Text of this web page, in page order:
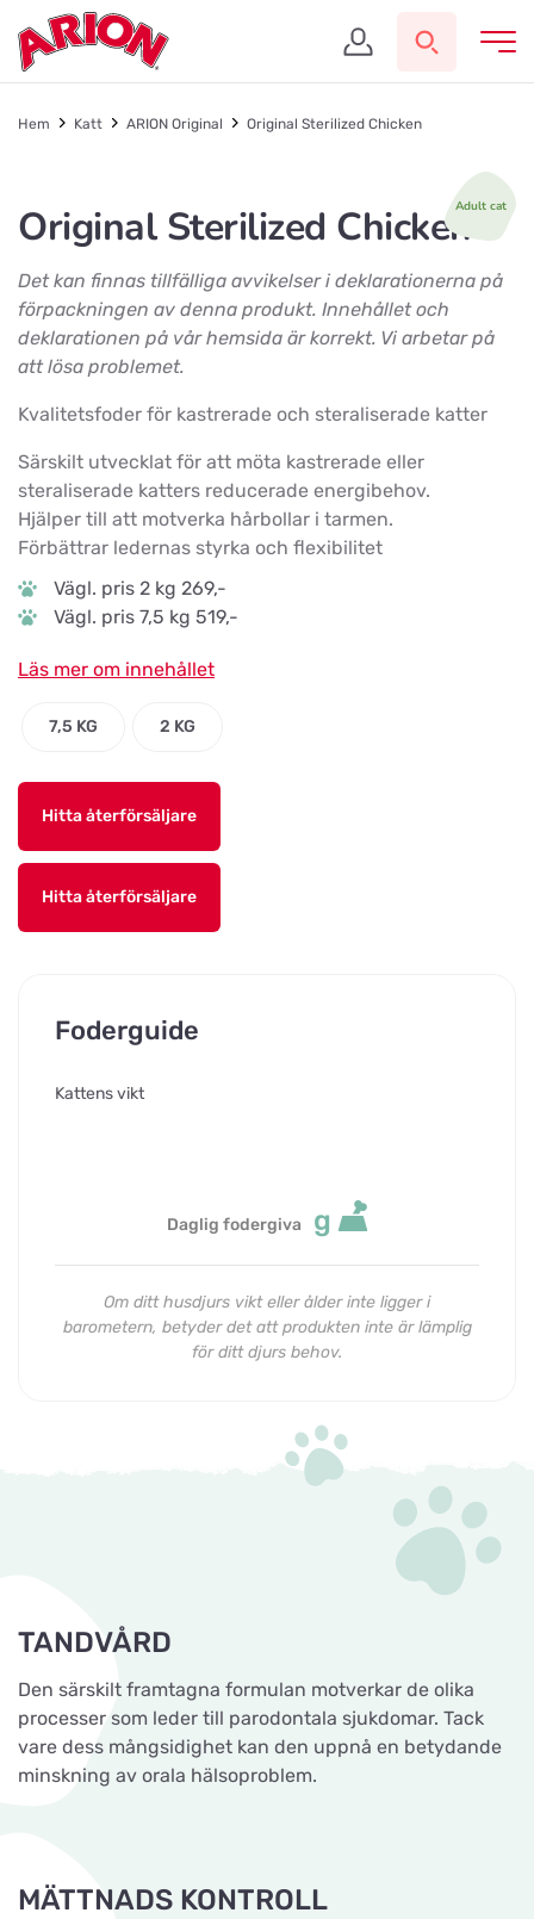
Hem Katt ARION Original Original Sterilized Chicken
Adult cat
Original Sterilized Chicken
Det kan finnas tillfälliga avvikelser i deklarationerna på
förpackningen av denna produkt. Innehållet och
deklarationen på vår hemsida är korrekt. Vi arbetar på
att lösa problemet.
Kvalitetsfoder för kastrerade och steraliserade katter
Särskilt utvecklat för att möta kastrerade eller
steraliserade katters reducerade energibehov.
Hjälper till att motverka hårbollar i tarmen.
Förbättrar ledernas styrka och flexibilitet
Vägl. pris 2 kg 269,-
Vägl. pris 7,5 kg 519,-
Läs mer om innehållet
7,5 KG 2 KG
Hitta återförsäljare
Hitta återförsäljare
Foderguide
Kattens vikt
Daglig fodergiva g
Om ditt husdjurs vikt eller ålder inte ligger i
barometern, betyder det att produkten inte är lämplig
för ditt djurs behov.
TANDVÅRD
Den särskilt framtagna formulan motverkar de olika
processer som leder till parodontala sjukdomar. Tack
vare dess mångsidighet kan den uppnå en betydande
minskning av orala hälsoproblem.
MÄTTNADS KONTROLL